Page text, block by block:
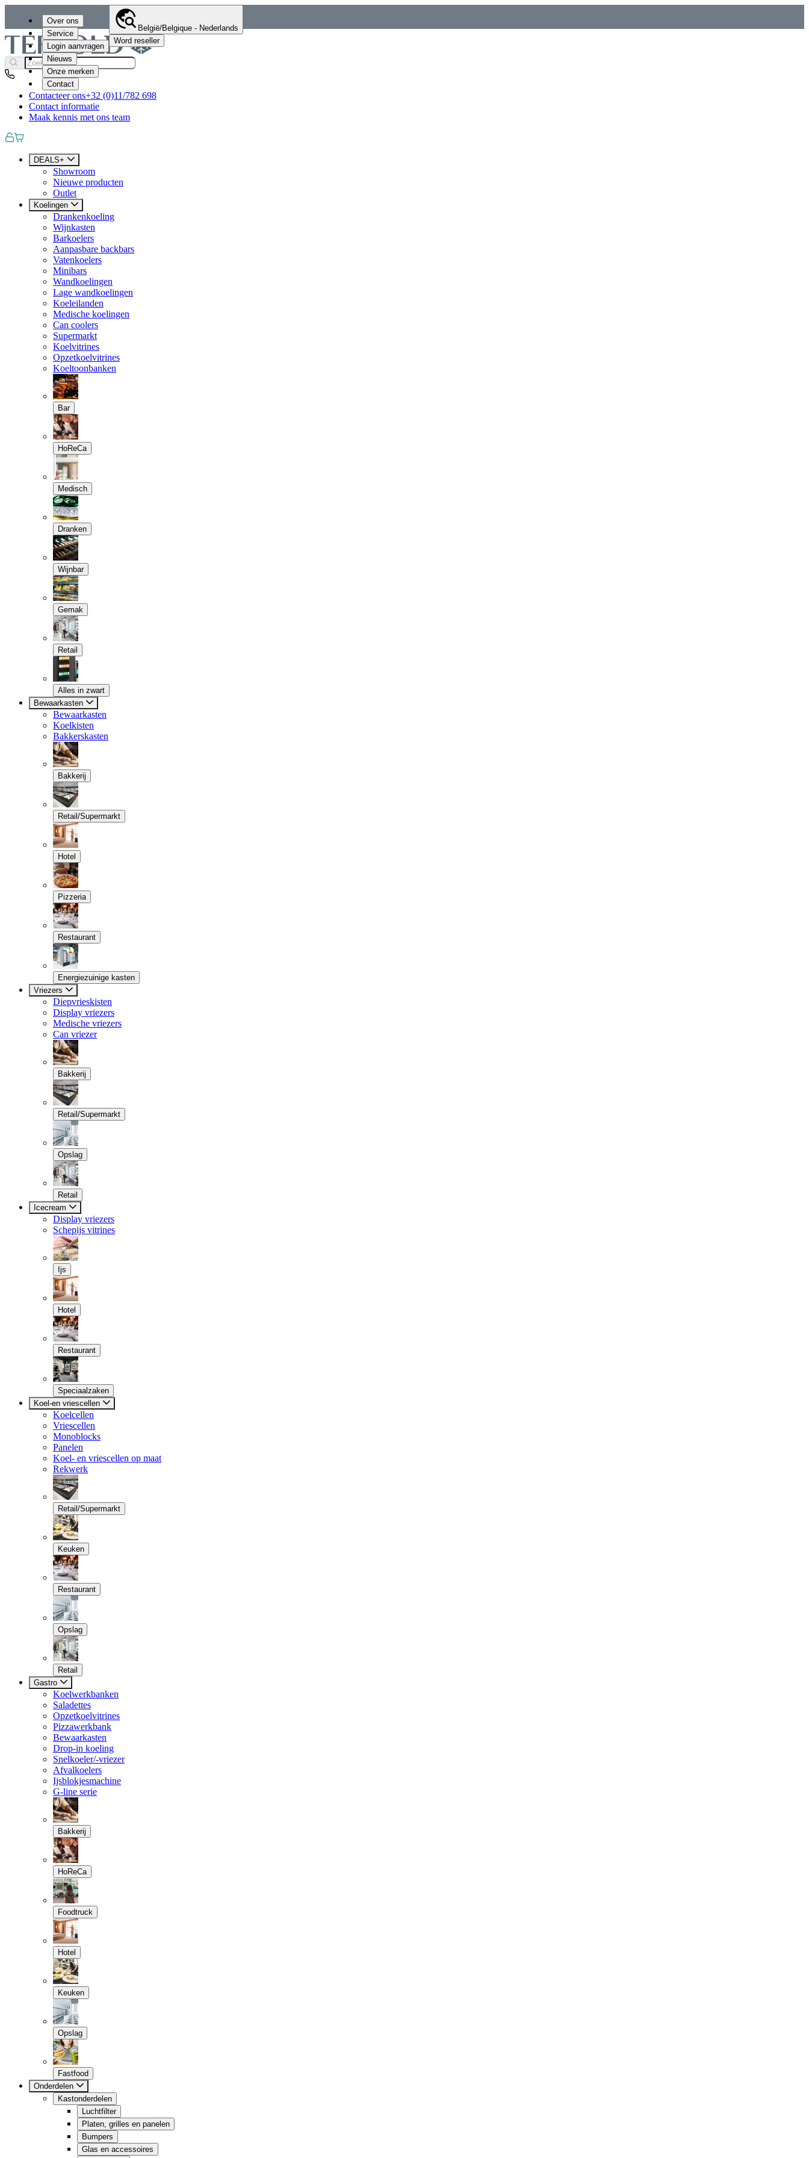
Over ons
Service
Login aanvragen
Nieuws
Onze merken
Contact
België/Belgique - Nederlands
Word reseller
Contacteer ons+32 (0)11/782 698
Contact informatie
Maak kennis met ons team
DEALS+
Showroom
Nieuwe producten
Outlet
Koelingen
Drankenkoeling
Wijnkasten
Barkoelers
Aanpasbare backbars
Vatenkoelers
Minibars
Wandkoelingen
Lage wandkoelingen
Koeleilanden
Medische koelingen
Can coolers
Supermarkt
Koelvitrines
Opzetkoelvitrines
Koeltoonbanken
Bar
HoReCa
Medisch
Dranken
Wijnbar
Gemak
Retail
Alles in zwart
Bewaarkasten
Bewaarkasten
Koelkisten
Bakkerskasten
Bakkerij
Retail/Supermarkt
Hotel
Pizzeria
Restaurant
Energiezuinige kasten
Vriezers
Diepvrieskisten
Display vriezers
Medische vriezers
Can vriezer
Bakkerij
Retail/Supermarkt
Opslag
Retail
Icecream
Display vriezers
Schepijs vitrines
Ijs
Hotel
Restaurant
Speciaalzaken
Koel-en vriescellen
Koelcellen
Vriescellen
Monoblocks
Panelen
Koel- en vriescellen op maat
Rekwerk
Retail/Supermarkt
Keuken
Restaurant
Opslag
Retail
Gastro
Koelwerkbanken
Saladettes
Opzetkoelvitrines
Pizzawerkbank
Bewaarkasten
Drop-in koeling
Snelkoeler/-vriezer
Afvalkoelers
Ijsblokjesmachine
G-line serie
Bakkerij
HoReCa
Foodtruck
Hotel
Keuken
Opslag
Fastfood
Onderdelen
Kastonderdelen
Luchtfilter
Platen, grilles en panelen
Bumpers
Glas en accessoires